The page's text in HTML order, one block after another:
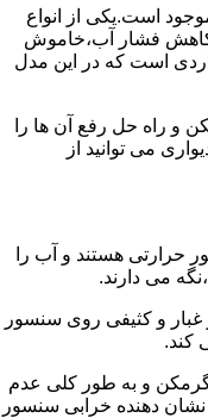
است.یکی از انواع
فشار آب،خاموش
است که در این مدل
و راه حل رفع آن ها را
می توانید از
حرارتی هستند و آب را
می دارند.
غبار و کثیفی روی سنسور
کند.
و به طور کلی عدم
دهنده خرابی سنسور